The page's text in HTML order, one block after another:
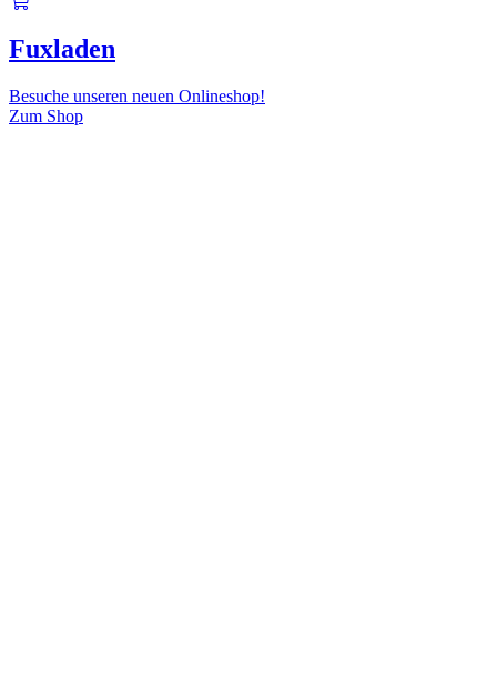
Fuxladen
Besuche unseren neuen Onlineshop!
Zum Shop